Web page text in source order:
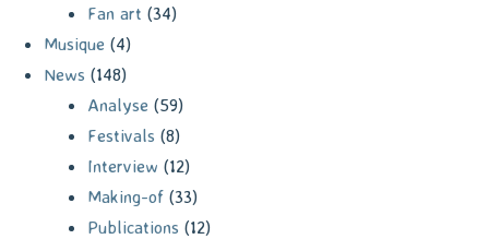
Fan art (34)
Musique (4)
News (148)
Analyse (59)
Festivals (8)
Interview (12)
Making-of (33)
Publications (12)